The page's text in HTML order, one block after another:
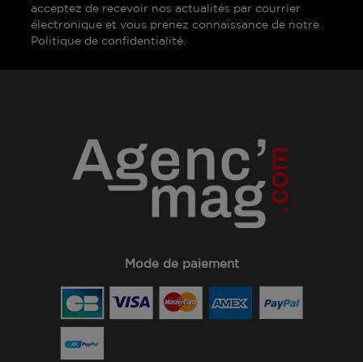
acceptez de recevoir nos actualités par courrier
électronique et vous prenez connaissance de notre
Politique de confidentialité.
Mode de paiement